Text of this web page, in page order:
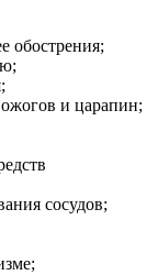
обострения;
и царапин;
сосудов;